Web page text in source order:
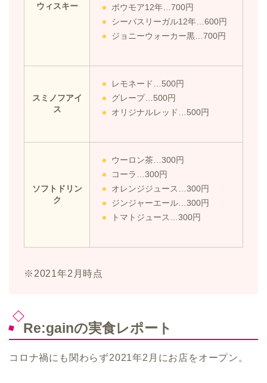
ウィスキー
ボウモア12年…700円
シーバスリーガル12年…600円
ジョニーウォーカー黒…700円
スミノフアイ
ス
レモネード…500円
グレープ…500円
オリジナルレッド…500円
ソフトドリン
ク
ウーロン茶…300円
コーラ…300円
オレンジジュース…300円
ジンジャーエール…300円
トマトジュース…300円
※2021年2月時点
Re:gainの実食レポート
コロナ禍にも関わらず2021年2月にお店をオープン。